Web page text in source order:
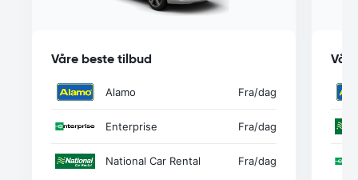
Våre beste tilbud
Alamo Fra/dag
Enterprise Fra/dag
National Car Rental Fra/dag